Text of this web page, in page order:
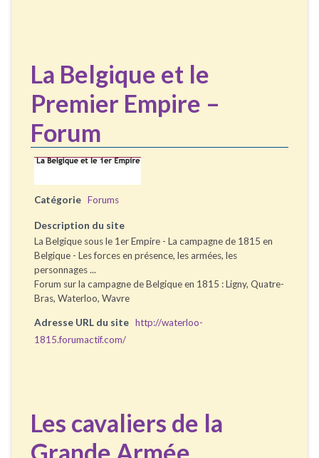
La Belgique et le
Premier Empire –
Forum
Catégorie Forums
Description du site
La Belgique sous le 1er Empire - La campagne de 1815 en
Belgique - Les forces en présence, les armées, les
personnages ...
Forum sur la campagne de Belgique en 1815 : Ligny, Quatre-
Bras, Waterloo, Wavre
Adresse URL du site http://waterloo-
1815.forumactif.com/
Les cavaliers de la
Grande Armée